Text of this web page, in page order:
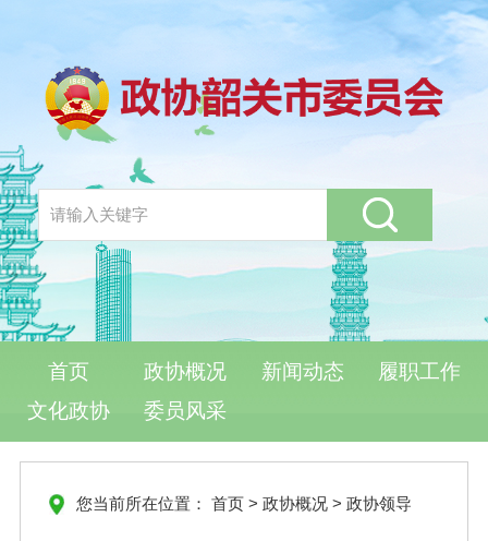
首页 政协概况 新闻动态
履职工作
文化政协
委员风采
您当前所在位置： 首页> 政协概况> 政协领导